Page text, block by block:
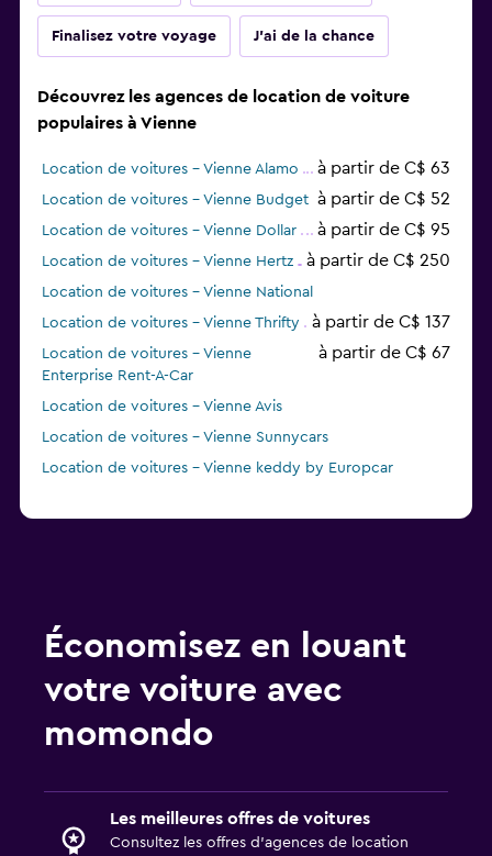
Finalisez votre voyage J'ai de la chance
Découvrez les agences de location de voiture
populaires à Vienne
Location de voitures - Vienne Alamo à partir de C$ 63
Location de voitures - Vienne Budget à partir de C$ 52
Location de voitures - Vienne Dollar à partir de C$ 95
Location de voitures - Vienne Hertz à partir de C$ 250
Location de voitures - Vienne National
Location de voitures - Vienne Thrifty
à partir de C$ 137
Location de voitures - Vienne
Enterprise Rent-A-Car
à partir de C$ 67
Location de voitures - Vienne Avis
Location de voitures - Vienne Sunnycars
Location de voitures - Vienne keddy by Europcar
Économisez en louant
votre voiture avec
momondo
Les meilleures offres de voitures
Consultez les offres d’agences de location